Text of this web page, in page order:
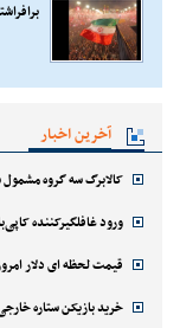
آخرین اخبار
کالابرگ سه گروه
ورود غافلگیرکننده
قیمت لحظه ای دلار امروز
خرید بازیکن ستاره